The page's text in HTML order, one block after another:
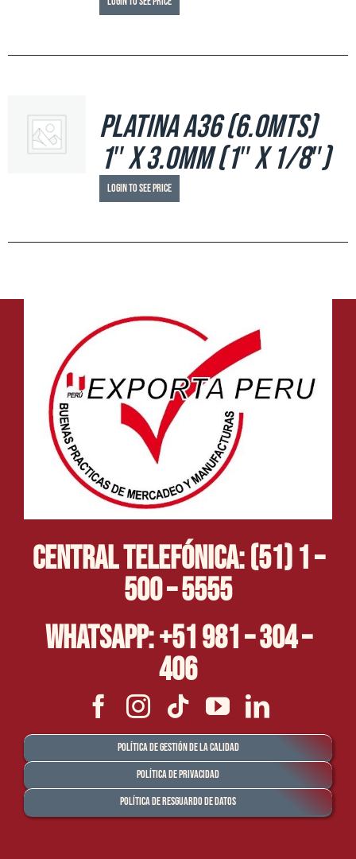
Platina A36 (6.0mts)
1″ x 3.0mm (1″ x 1/8″)
Login to see price
Central Telefónica: (51) 1 –
500 – 5555
Whatsapp: +51 981 – 304 –
406
Política de Gestión de la Calidad
Política de Privacidad
Política de Resguardo de Datos